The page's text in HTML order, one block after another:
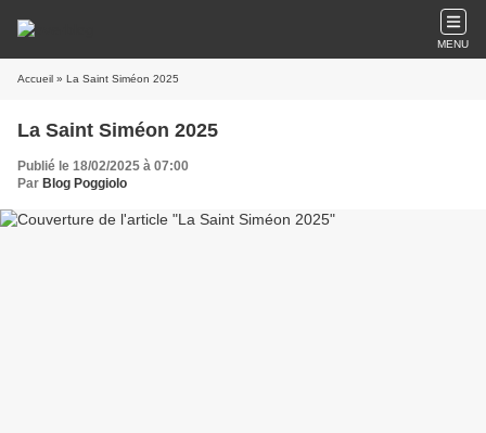
MENU
Accueil » La Saint Siméon 2025
La Saint Siméon 2025
Publié le 18/02/2025 à 07:00
Par Blog Poggiolo